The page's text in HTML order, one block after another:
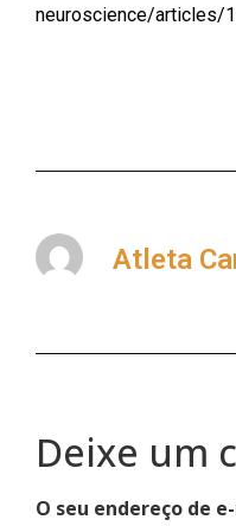
neuroscience/articles/
Atleta
Deixe um
O seu endereço de